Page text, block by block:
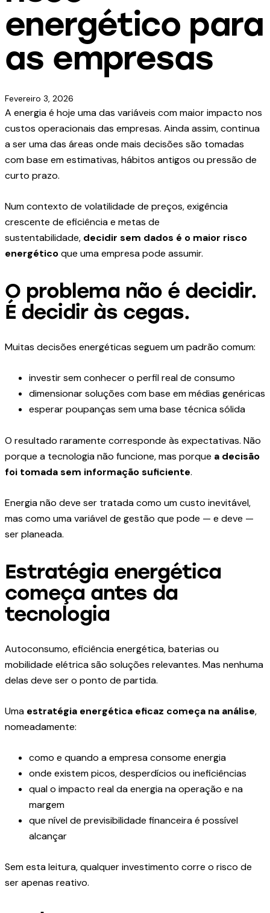
energético para
as empresas
Fevereiro 3, 2026
A energia é hoje uma das variáveis com maior impacto nos
custos operacionais das empresas. Ainda assim, continua
a ser uma das áreas onde mais decisões são tomadas
com base em estimativas, hábitos antigos ou pressão de
curto prazo.
Num contexto de volatilidade de preços, exigência
crescente de eficiência e metas de
sustentabilidade, decidir sem dados é o maior risco
energéticoque uma empresa pode assumir.
O problema não é decidir.
É decidir às cegas.
Muitas decisões energéticas seguem um padrão comum:
investir sem conhecer o perfil real de consumo
dimensionar soluções com base em médias genéricas
esperar poupanças sem uma base técnica sólida
O resultado raramente corresponde às expectativas. Não
porque a tecnologia não funcione, mas porque a decisão
foi tomada sem informação suficiente.
Energia não deve ser tratada como um custo inevitável,
mas como uma variável de gestão que pode — e deve —
ser planeada.
Estratégia energética
começa antes da
tecnologia
Autoconsumo, eficiência energética, baterias ou
mobilidade elétrica são soluções relevantes. Mas nenhuma
delas deve ser o ponto de partida.
Uma estratégia energética eficaz começa na análise,
nomeadamente:
como e quando a empresa consome energia
onde existem picos, desperdícios ou ineficiências
qual o impacto real da energia na operação e na
margem
que nível de previsibilidade financeira é possível
alcançar
Sem esta leitura, qualquer investimento corre o risco de
ser apenas reativo.